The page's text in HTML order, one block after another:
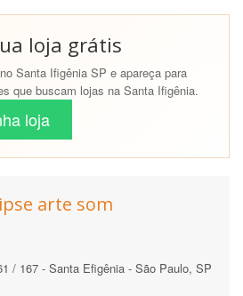
loja grátis
Santa Ifigênia SP e apareça para
que buscam lojas na Santa Ifigênia.
loja
arte som
/ 167 - Santa Efigênia - São Paulo, SP